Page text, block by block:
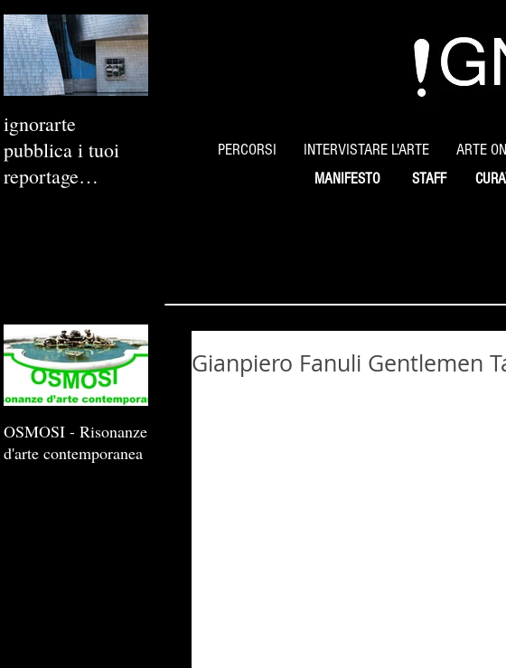
ignorarte
pubblica i tuoi
reportage
PERCORSI INTERVISTARE L'ARTE ARTE
MANIFESTO STAFF
Gianpiero Fanuli Gentlemen
OSMOSI - Risonanze
d'arte contemporanea